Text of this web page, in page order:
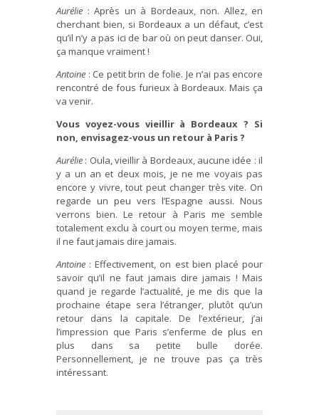
Aurélie : Après un à Bordeaux, non. Allez, en
cherchant bien, si Bordeaux a un défaut, c’est
qu’il n’y a pas ici de bar où on peut danser. Oui,
ça manque vraiment !
Antoine : Ce petit brin de folie. Je n’ai pas encore
rencontré de fous furieux à Bordeaux. Mais ça
va venir.
Vous voyez-vous vieillir à Bordeaux ? Si
non, envisagez-vous un retour à Paris ?
Aurélie : Oula, vieillir à Bordeaux, aucune idée : il
y a un an et deux mois, je ne me voyais pas
encore y vivre, tout peut changer très vite. On
regarde un peu vers l’Espagne aussi. Nous
verrons bien. Le retour à Paris me semble
totalement exclu à court ou moyen terme, mais
il ne faut jamais dire jamais.
Antoine : Effectivement, on est bien placé pour
savoir qu’il ne faut jamais dire jamais ! Mais
quand je regarde l’actualité, je me dis que la
prochaine étape sera l’étranger, plutôt qu’un
retour dans la capitale. De l’extérieur, j’ai
l’impression que Paris s’enferme de plus en
plus dans sa petite bulle dorée.
Personnellement, je ne trouve pas ça très
intéressant.